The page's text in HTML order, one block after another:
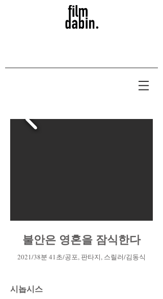
불안은 영혼을 잠식한다
2021/38분 41초/공포, 판타지, 스릴러/김동식
시놉시스